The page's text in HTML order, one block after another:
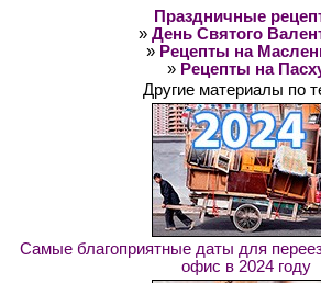
Праздничные
» День Святого
» Рецепты на
» Рецепты на
Другие материалы по
Самые благоприятные даты для
офис в 2024 году